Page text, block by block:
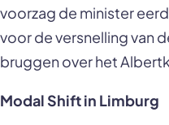
voorzag de minister
voor de versnelling van
bruggen over het
Modal Shift in Limburg